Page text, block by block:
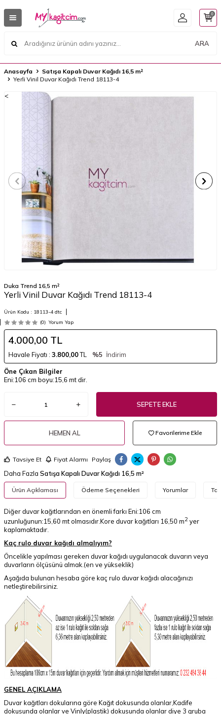
ARA
0
Anasayfa
Satışa Kapalı Duvar Kağıdı 16,5 m²
Yerli Vinil Duvar Kağıdı Trend 18113-4
<
Duka Trend 16,5 m²
Yerli Vinil Duvar Kağıdı Trend 18113-4
Ürün Kodu : 18113-4 dtc
(0) Yorum Yap
4.000,00 TL
Havale Fiyatı : 3.800,00TL %5 İndirim
Öne Çıkan Bilgiler
Eni:106 cm boyu:15,6 mt dir.
SEPETE EKLE
HEMEN AL Favorilerime Ekle
Tavsiye Et Fiyat Alarmı Paylaş
Daha Fazla Satışa Kapalı Duvar Kağıdı 16,5 m²
Ürün Açıklaması Ödeme Seçenekleri Yorumlar
Diğer duvar kağıtlarından en önemli farkı Eni:106 cm
uzunluğunun:15,60 mt olmasıdır.Kore duvar kağıtları 16,50 m2 yer
kaplamaktadır.
Kaç rulo duvar kağıdı almalıyım?
Öncelikle yapılması gereken duvar kağıdı uygulanacak duvarın veya
duvarların ölçüsünü almak.(en ve yükseklik)
Aşağıda bulunan hesaba göre kaç rulo duvar kağıdı alacağınızı
netleştirebilirsiniz.
GENEL AÇIKLAMA
Duvar kağıtları dokularına göre Kağıt dokusunda olanlar,Kadife
dokusunda olanlar ve Vinly(plastik) dokusunda olanlar diye 3 gruba